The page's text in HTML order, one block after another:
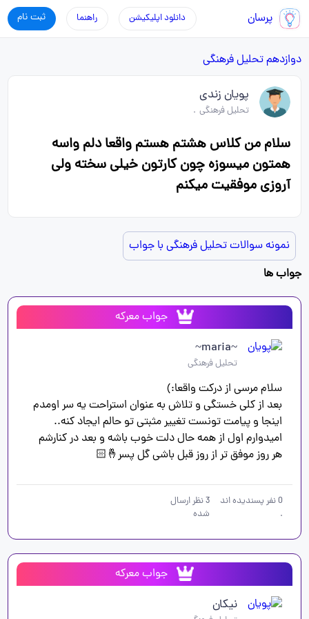
پرسان ثبت نام راهنما دانلود اپلیکیشن
دوازدهمتحلیل فرهنگی
پویان زندی
تحلیل فرهنگی .
سلام من کلاس هشتم هستم واقعا دلم واسه
همتون میسوزه چون کارتون خیلی سخته ولی
آروزی موفقیت میکنم
نمونه سوالات تحلیل فرهنگی با جواب
جواب ها
جواب معرکه
~maria~
تحلیل فرهنگی
هر روز موفق تر از روز قبل باشی گل پسر🤞🏻
0نفر پسندیده اند
.
3نظر ارسال
شده
جواب معرکه
نیکان